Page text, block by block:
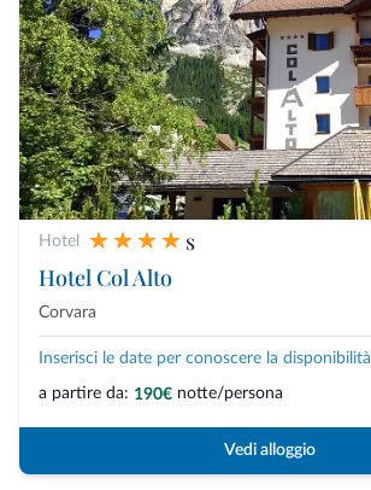
Hotel
s
Hotel Col Alto
Corvara
Inserisci le date per conoscere la disponibilità
a partire da: 190€ notte/persona
Vedi alloggio